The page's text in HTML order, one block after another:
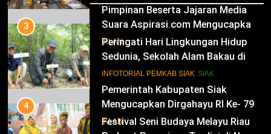
Pimpinan Beserta Jajaran Media
Suara Aspirasi.com Mengucapkan
Selamat HUT RI Ke-79
IKLAN
13
Pemerintah Kabupaten Siak
Mengucapkan Dirgahayu RI Ke- 79
IKLAN
3
Peringati Hari Lingkungan Hidup
Sedunia, Sekolah Alam Bakau di
Siak Cetak Generasi Penjaga
Pesisir
INFOTORIAL PEMKAB SIAK SIAK
4
Festival Seni Budaya Melayu Riau